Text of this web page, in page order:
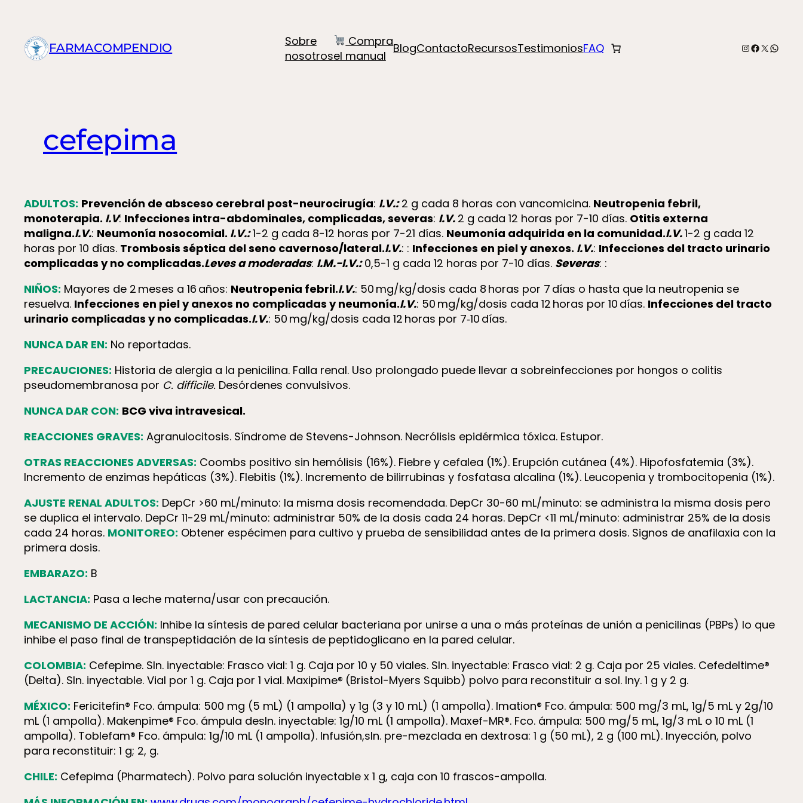
contenidoFARMACOMPENDIO
Sobre
nosotros
Compra
el manual BlogContactoRecursosTestimoniosFAQ Instagram
Facebook
X
cefepima
ADULTOS: Prevención de absceso cerebral post-neurocirugía: I.V.:2 g cada 8 horas con vancomicina. Neutropenia febril,
monoterapia. I.V: Infecciones intra-abdominales, complicadas, severas: I.V. 2 g cada 12 horas por 7-10 días. Otitis externa
maligna.I.V.: Neumonía nosocomial. I.V.:1-2 g cada 8-12 horas por 7-21 días. Neumonía adquirida en la comunidad.I.V.1-2 g cada 12
horas por 10 días. Trombosis séptica del seno cavernoso/lateral.I.V.: : Infecciones en piel y anexos. I.V.: Infecciones del tracto urinario
complicadas y no complicadas.Leves a moderadas: I.M.-I.V.:0,5-1 g cada 12 horas por 7-10 días. Severas: :
NIÑOS: Mayores de 2 meses a 16 años: Neutropenia febril.I.V.: 50 mg/kg/dosis cada 8 horas por 7 días o hasta que la neutropenia se
resuelva. Infecciones en piel y anexos no complicadas y neumonía.I.V.: 50 mg/kg/dosis cada 12 horas por 10 días. Infecciones del tracto
urinario complicadas y no complicadas.I.V.: 50 mg/kg/dosis cada 12 horas por 7‑10 días.
NUNCA DAR EN: No reportadas.
PRECAUCIONES: Historia de alergia a la penicilina. Falla renal. Uso prolongado puede llevar a sobreinfecciones por hongos o colitis
pseudomembranosa por C. difficile. Desórdenes convulsivos.
NUNCA DAR CON: BCG viva intravesical.
REACCIONES GRAVES: Agranulocitosis. Síndrome de Stevens-Johnson. Necrólisis epidérmica tóxica. Estupor.
OTRAS REACCIONES ADVERSAS: Coombs positivo sin hemólisis (16%). Fiebre y cefalea (1%). Erupción cutánea (4%). Hipofosfatemia (3%).
Incremento de enzimas hepáticas (3%). Flebitis (1%). Incremento de bilirrubinas y fosfatasa alcalina (1%). Leucopenia y trombocitopenia (1%).
AJUSTE RENAL ADULTOS: DepCr >60 mL/minuto: la misma dosis recomendada. DepCr 30-60 mL/minuto: se administra la misma dosis pero
se duplica el intervalo. DepCr 11-29 mL/minuto: administrar 50% de la dosis cada 24 horas. DepCr <11 mL/minuto: administrar 25% de la dosis
cada 24 horas. MONITOREO: Obtener espécimen para cultivo y prueba de sensibilidad antes de la primera dosis. Signos de anafilaxia con la
primera dosis.
EMBARAZO: B
LACTANCIA: Pasa a leche materna/usar con precaución.
MECANISMO DE ACCIÓN: Inhibe la síntesis de pared celular bacteriana por unirse a una o más proteínas de unión a penicilinas (PBPs) lo que
inhibe el paso final de transpeptidación de la síntesis de peptidoglicano en la pared celular.
COLOMBIA: Cefepime. Sln. inyectable: Frasco vial: 1 g. Caja por 10 y 50 viales. Sln. inyectable: Frasco vial: 2 g. Caja por 25 viales. Cefedeltime®
(Delta). Sln. inyectable. Vial por 1 g. Caja por 1 vial. Maxipime® (Bristol-Myers Squibb) polvo para reconstituir a sol. Iny. 1 g y 2 g.
MÉXICO: Fericitefin® Fco. ámpula: 500 mg (5 mL) (1 ampolla) y 1g (3 y 10 mL) (1 ampolla). Imation® Fco. ámpula: 500 mg/3 mL, 1g/5 mL y 2g/10
mL (1 ampolla). Makenpime® Fco. ámpula desln. inyectable: 1g/10 mL (1 ampolla). Maxef-MR®. Fco. ámpula: 500 mg/5 mL, 1g/3 mL o 10 mL (1
ampolla). Toblefam® Fco. ámpula: 1g/10 mL (1 ampolla). Infusión,sln. pre-mezclada en dextrosa: 1 g (50 mL), 2 g (100 mL). Inyección, polvo
para reconstituir: 1 g; 2, g.
CHILE: Cefepima (Pharmatech). Polvo para solución inyectable x 1 g, caja con 10 frascos-ampolla.